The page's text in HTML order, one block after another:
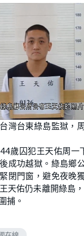
L
o
a
d
:
1
0
0
.
0
0
%
台灣台東綠島監獄，
歲囚犯王天佑周一
成功越獄。綠島鄉
閉門窗，避免夜晚
天佑仍未離開綠島
捕。